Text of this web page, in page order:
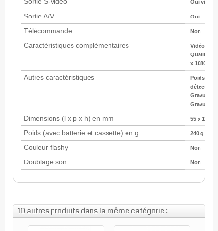
Oui via
Sortie A/V Oui
Télécommande Non
Caractéristiques complémentaires
Vidéo
Qualité
x 1080/50i
Autres caractéristiques
Poids :
détection
Gravure
Gravure
Dimensions (l x p x h) en mm 55 x 113 x
Poids (avec batterie et cassette) en g 240 g
Couleur flashy Non
Doublage son Non
10 autres produits dans la même catégorie :